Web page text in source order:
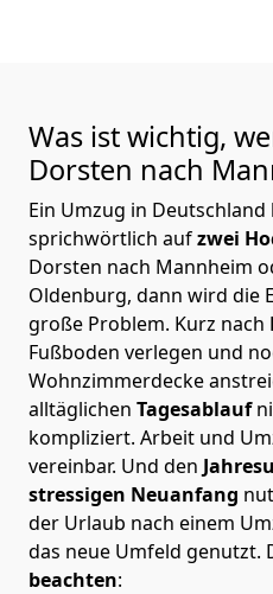
Was ist wichtig,
Dorsten nach
Ein Umzug in
sprichwörtlich aufzwei
Dorsten nach Mannheim
Oldenburg, dann wird die
große Problem. Kurz nach
Fußboden verlegen und
Wohnzimmerdecke
alltäglichen Tagesablauf
kompliziert. Arbeit und
vereinbar. Und den
stressigen Neuanfang
der Urlaub nach einem
das neue Umfeld genutzt.
beachten: